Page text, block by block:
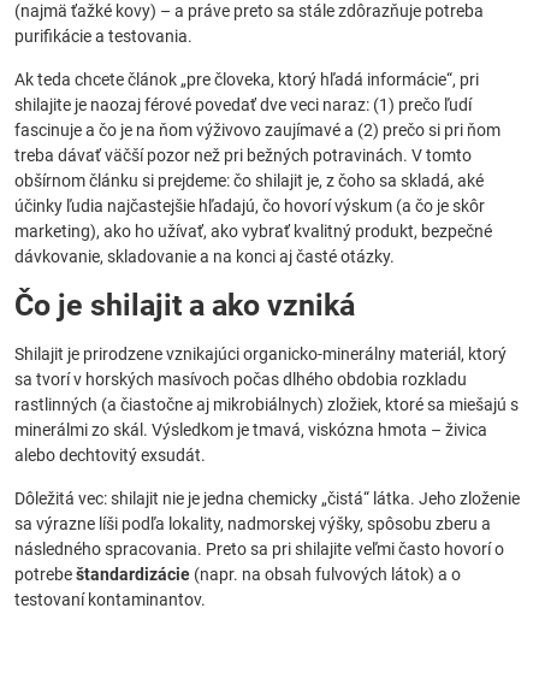
(najmä ťažké kovy) – a práve preto sa stále zdôrazňuje potreba
purifikácie a testovania.
Ak teda chcete článok „pre človeka, ktorý hľadá informácie“, pri
shilajite je naozaj férové povedať dve veci naraz: (1) prečo ľudí
fascinuje a čo je na ňom výživovo zaujímavé a (2) prečo si pri ňom
treba dávať väčší pozor než pri bežných potravinách. V tomto
obšírnom článku si prejdeme: čo shilajit je, z čoho sa skladá, aké
účinky ľudia najčastejšie hľadajú, čo hovorí výskum (a čo je skôr
marketing), ako ho užívať, ako vybrať kvalitný produkt, bezpečné
dávkovanie, skladovanie a na konci aj časté otázky.
Čo je shilajit a ako vzniká
Shilajit je prirodzene vznikajúci organicko-minerálny materiál, ktorý
sa tvorí v horských masívoch počas dlhého obdobia rozkladu
rastlinných (a čiastočne aj mikrobiálnych) zložiek, ktoré sa miešajú s
minerálmi zo skál. Výsledkom je tmavá, viskózna hmota – živica
alebo dechtovitý exsudát.
Dôležitá vec: shilajit nie je jedna chemicky „čistá“ látka. Jeho zloženie
sa výrazne líši podľa lokality, nadmorskej výšky, spôsobu zberu a
následného spracovania. Preto sa pri shilajite veľmi často hovorí o
potrebeštandardizácie (napr. na obsah fulvových látok) a o
testovaní kontaminantov.